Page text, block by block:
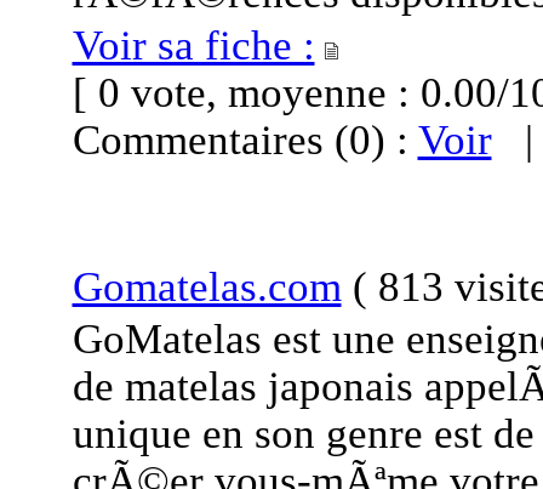
Voir sa fiche :
[ 0 vote, moyenne :
Commentaires (0) : Voir
Gomatelas.com ( 813
GoMatelas est une
de matelas japonais
unique en son genre est